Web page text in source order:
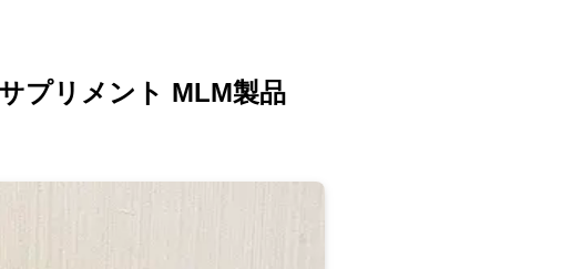
プリメント MLM製品